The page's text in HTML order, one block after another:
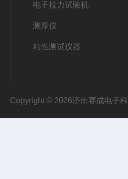
电子拉力试验机
测厚仪
粘性测试仪器
Copyright © 2026济南赛成电子